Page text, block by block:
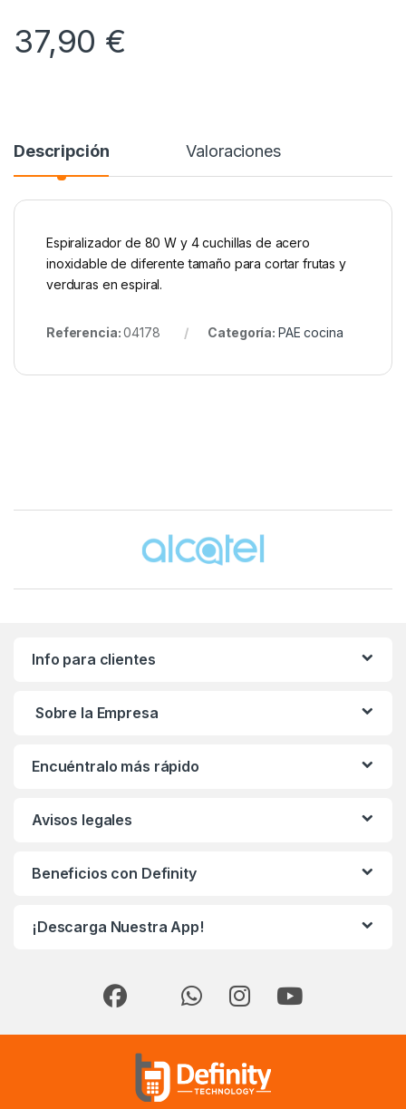
37,90 €
Descripción Valoraciones
Espiralizador de 80 W y 4 cuchillas de acero
inoxidable de diferente tamaño para cortar frutas y
verduras en espiral.
Referencia:04178 Categoría: PAE cocina
Info para clientes
Sobre la Empresa
Encuéntralo más rápido
Avisos legales
Beneficios con Definity
¡Descarga Nuestra App!